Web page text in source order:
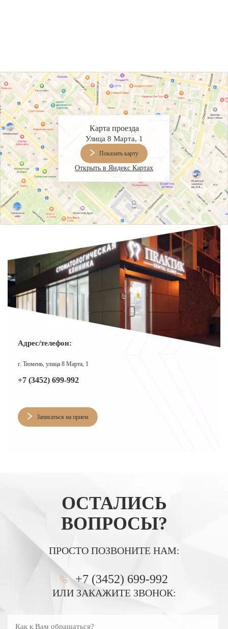
Карта проезда
Улица 8 Марта, 1
Показать карту
Открыть в Яндекс Картах
Адрес/телефон:
г. Тюмень, улица 8 Марта, 1
+7 (3452) 699-992
Записаться на прием
ОСТАЛИСЬ
ВОПРОСЫ?
ПРОСТО ПОЗВОНИТЕ НАМ:
+7 (3452) 699-992
ИЛИ ЗАКАЖИТЕ ЗВОНОК: